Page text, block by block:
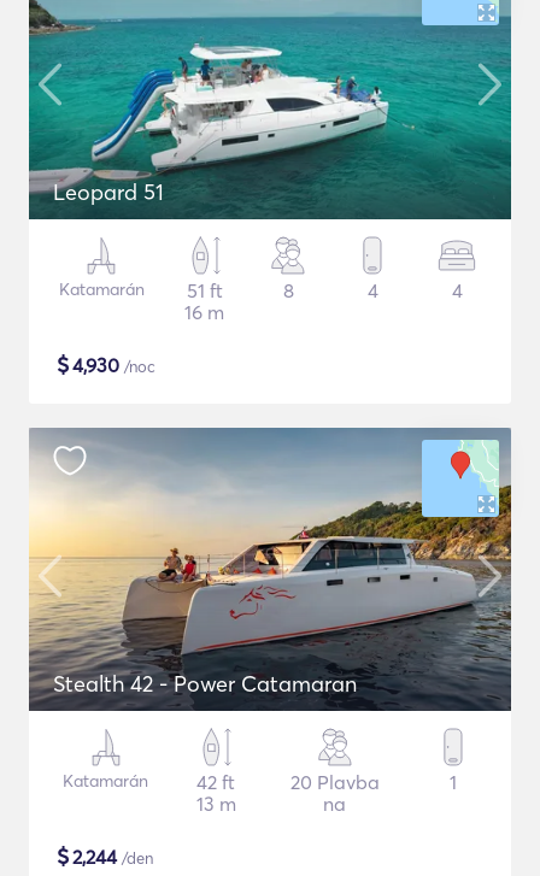
Leopard 51
Katamarán
51 ft
16 m
8 4 4
$4,930 /noc
Stealth 42 - Power Catamaran
Katamarán
42 ft
13 m
20 Plavba
na
1
$2,244/den